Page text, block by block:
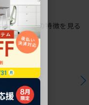
シリーズの特徴を見る